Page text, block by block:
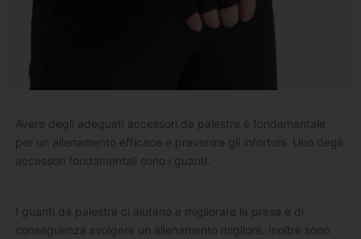
Avere degli adeguati accessori da palestra è fondamentale
per un allenamento efficace e prevenire gli infortuni. Uno degli
accessori fondamentali sono i guanti.
I guanti da palestra ci aiutano a migliorare la presa e di
conseguenza svolgere un allenamento migliore. Inoltre sono